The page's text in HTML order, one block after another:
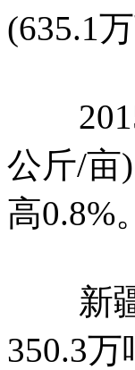
(635.1
2015
公斤/亩
高0.8%。
新疆
350.3